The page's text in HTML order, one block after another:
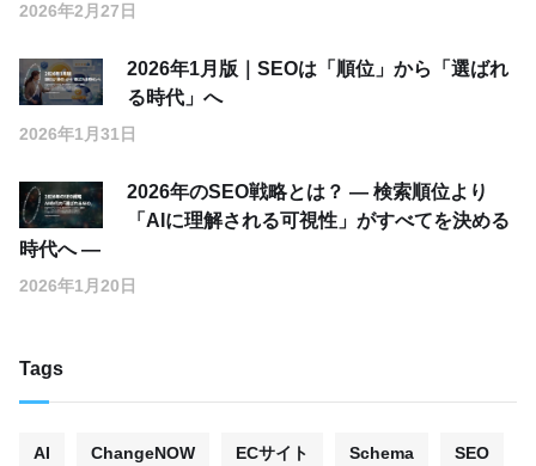
2026年2月27日
2026年1月版｜SEOは「順位」から「選ばれ
る時代」へ
2026年1月31日
2026年のSEO戦略とは？ ― 検索順位より
「AIに理解される可視性」がすべてを決める
時代へ ―
2026年1月20日
Tags
AI ChangeNOW ECサイト Schema SEO